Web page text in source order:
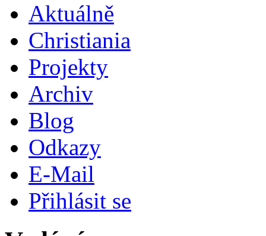
Aktuálně
Christiania
Projekty
Archiv
Blog
Odkazy
E-Mail
Přihlásit se